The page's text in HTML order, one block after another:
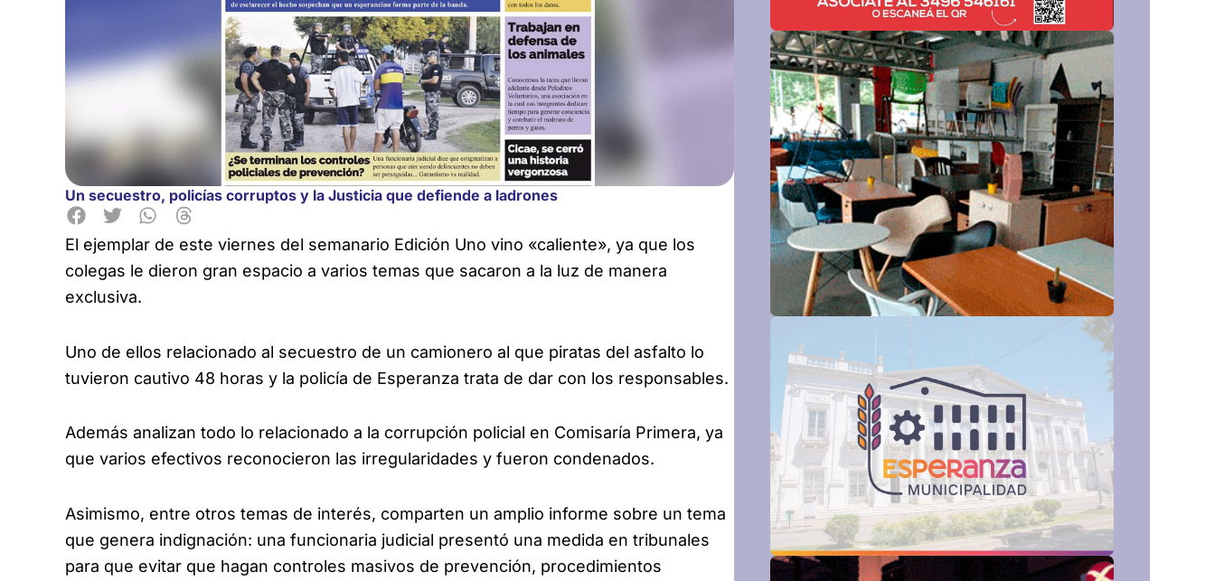
Un secuestro, policías corruptos y la Justicia que defiende a ladrones
El ejemplar de este viernes del semanario Edición Uno vino «caliente», ya que los
colegas le dieron gran espacio a varios temas que sacaron a la luz de manera
exclusiva.
Uno de ellos relacionado al secuestro de un camionero al que piratas del asfalto lo
tuvieron cautivo 48 horas y la policía de Esperanza trata de dar con los responsables.
Además analizan todo lo relacionado a la corrupción policial en Comisaría Primera, ya
que varios efectivos reconocieron las irregularidades y fueron condenados.
Asimismo, entre otros temas de interés, comparten un amplio informe sobre un tema
que genera indignación: una funcionaria judicial presentó una medida en tribunales
para que evitar que hagan controles masivos de prevención, procedimientos